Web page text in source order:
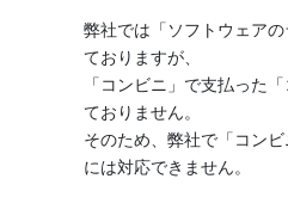
弊社では「ソフトウェア
ておりますが、
「コンビニ」で支払った
ておりません。
そのため、弊社で「コン
には対応できません。